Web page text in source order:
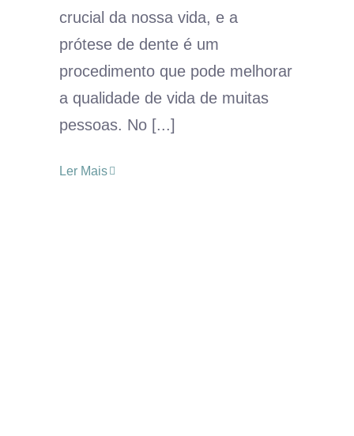
crucial da nossa vida, e a
prótese de dente é um
procedimento que pode melhorar
a qualidade de vida de muitas
pessoas. No [...]
Ler Mais